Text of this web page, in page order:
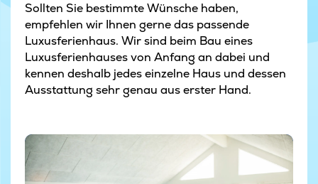
Sollten Sie bestimmte Wünsche haben,
empfehlen wir Ihnen gerne das passende
Luxusferienhaus. Wir sind beim Bau eines
Luxusferienhauses von Anfang an dabei und
kennen deshalb jedes einzelne Haus und dessen
Ausstattung sehr genau aus erster Hand.